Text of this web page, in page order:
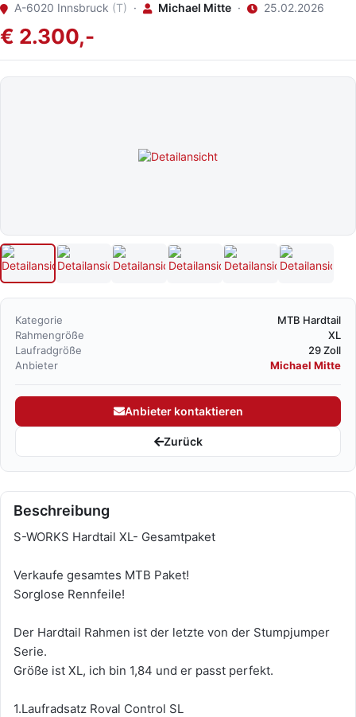
A-6020 Innsbruck (T) · Michael Mitte · 25.02.2026
€ 2.300,-
Kategorie
MTB Hardtail
Rahmengröße
XL
Laufradgröße
29 Zoll
Anbieter
Michael Mitte
Anbieter kontaktieren
Zurück
Beschreibung
S-WORKS Hardtail XL- Gesamtpaket
Verkaufe gesamtes MTB Paket!
Sorglose Rennfeile!
Der Hardtail Rahmen ist der letzte von der Stumpjumper
Serie.
Größe ist XL, ich bin 1,84 und er passt perfekt.
1.Laufradsatz Roval Control SL